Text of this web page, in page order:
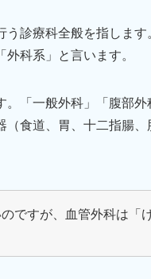
診療科全般を指しま
科系」と言います。
「一般外科」「腹部
食道、胃、十二指腸
ですが、血管外科は「